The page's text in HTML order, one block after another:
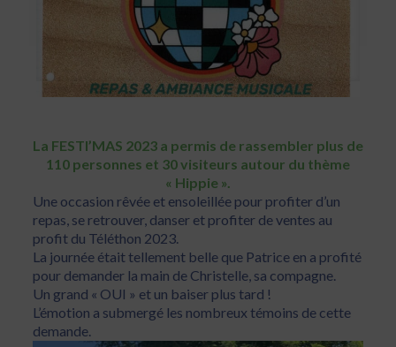
La FESTI’MAS 2023 a permis de rassembler plus de
110 personnes et 30 visiteurs autour du thème
« Hippie ».
Une occasion rêvée et ensoleillée pour profiter d’un
repas, se retrouver, danser et profiter de ventes au
profit du Téléthon 2023.
La journée était tellement belle que Patrice en a profité
pour demander la main de Christelle, sa compagne.
Un grand « OUI » et un baiser plus tard !
L’émotion a submergé les nombreux témoins de cette
demande.